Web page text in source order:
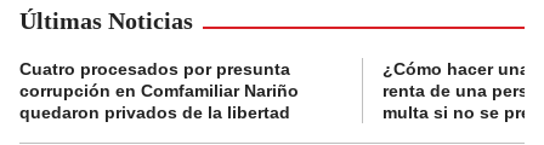
Últimas Noticias
Cuatro procesados por presunta
corrupción en Comfamiliar Nariño
quedaron privados de la libertad
¿Cómo hacer una
renta de una
multa si no se